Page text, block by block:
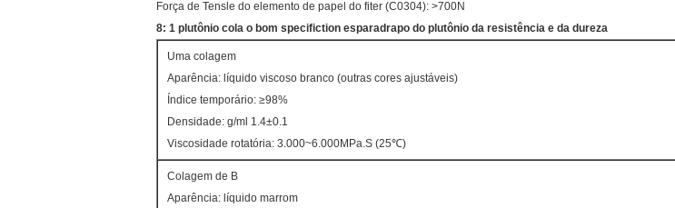
Força de Tensle do elemento de papel do fiter (C0304): >700N
8: 1 plutônio cola o bom specifiction esparadrapo do plutônio da resistência e da dureza
Uma colagem
Aparência: líquido viscoso branco (outras cores ajustáveis)
Índice temporário: ≥98%
Densidade: g/ml 1.4±0.1
Viscosidade rotatória: 3.000~6.000MPa.S (25℃)
Colagem de B
Aparência: líquido marrom